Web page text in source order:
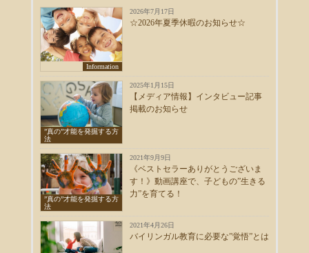
Information
2026年7月17日
☆2026年夏季休暇のお知らせ☆
”真の”才能を発掘する方
法
2025年1月15日
【メディア情報】インタビュー記事
掲載のお知らせ
”真の”才能を発掘する方
法
2021年9月9日
《ベストセラーありがとうございま
す！》動画講座で、子どもの”生きる
力”を育てる！
2021年4月26日
バイリンガル教育に必要な”覚悟”とは